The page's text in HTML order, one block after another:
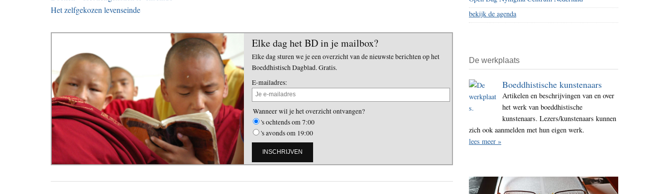
Het zelfgekozen levenseinde
Elke dag het BD in je mailbox?
Elke dag sturen we je een overzicht van de nieuwste berichten op het
Boeddhistisch Dagblad. Gratis.
E-mailadres:
Wanneer wil je het overzicht ontvangen?
's ochtends om 7:00
's avonds om 19:00
bekijk de agenda
De werkplaats
Boeddhistische kunstenaars
Artikelen en beschrijvingen van en over
het werk van boeddhistische
kunstenaars. Lezers/kunstenaars kunnen
zich ook aanmelden met hun eigen werk.
lees meer »